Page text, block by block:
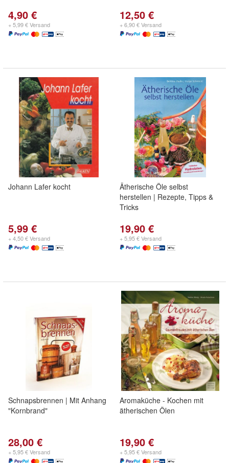
4,90 €
+ 5,99 € Versand
12,50 €
+ 6,90 € Versand
Johann Lafer kocht
5,99 €
+ 4,50 € Versand
Ätherische Öle selbst
herstellen | Rezepte, Tipps &
Tricks
19,90 €
+ 5,95 € Versand
Schnapsbrennen | Mit Anhang
"Kornbrand"
28,00 €
+ 5,95 € Versand
Aromaküche - Kochen mit
ätherischen Ölen
19,90 €
+ 5,95 € Versand